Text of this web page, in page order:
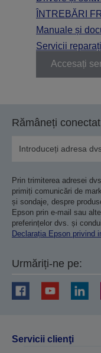
ÎNTREBĂRI
Manuale și
Servicii
Accesați
Rămâneți
Prin trimiterea adresei
primiți comunicări de
și sondaje, despre
Epson prin e-mail sau
preferințelor dvs. și
Declarația Epson privind
Urmăriți-ne pe:
Servicii clienţi